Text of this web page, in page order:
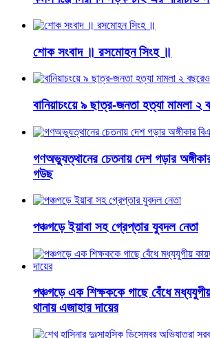
শোক সংবাদ ॥ রসমোহন সিংহ ॥
বানিয়াচংয়ে ৯ ছাত্র-জনতা হত্যা মামলা ২
গণঅভ্যুত্থানের চেতনায় দেশ গড়ার
গউছ
পঞ্চগড়ে ইয়াবা সহ গ্রেপ্তার যুবদল নেতা
পঞ্চগড়ে এক শিক্ষককে গাছে বেঁধে মধ্যযুগীয়
থানায় এজাহার দায়ের